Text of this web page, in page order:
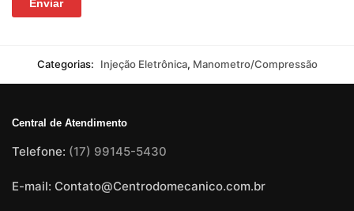
Categorias: Injeção Eletrônica, Manometro/Compressão
Central de Atendimento
Telefone: (17) 99145-5430
E-mail: Contato@Centrodomecanico.com.br